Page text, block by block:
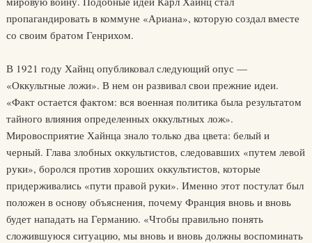
пропагандировать в коммуне «Ариана», которую создал вместе
со своим братом Генрихом.
В 1921 году Хайнц опубликовал следующий опус —
«Оккультные ложи». В нем он развивал свои прежние идеи.
«Факт остается фактом: вся военная политика была результатом
тайного влияния определенных оккультных лож».
Мировосприятие Хайнца знало только два цвета: белый и
черный. Глава злобных оккультистов, следовавших «путем левой
руки», боролся против хороших оккультистов, которые
придерживались «пути правой руки». Именно этот постулат был
положен в основу объяснения, почему Франция вновь и вновь
будет нападать на Германию. «Чтобы правильно понять
сложившуюся ситуацию, мы вновь и вновь должны воспоминать